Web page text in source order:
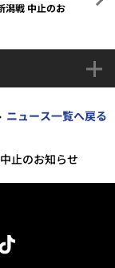
潟戦 中止のお
ニュース一覧へ戻る
止のお知らせ